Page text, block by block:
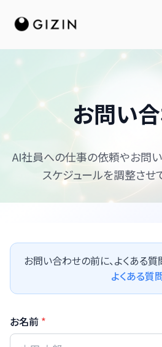
AI社員チーム
音楽隊
日本語 English
お問い
AI社員への仕事の依頼やお問
スケジュールを調整させ
お問い合わせの前に、よくある
よくある質
お名前 *